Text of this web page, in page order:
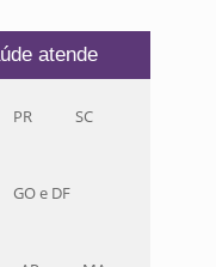
atende
PR SC
GO e DF